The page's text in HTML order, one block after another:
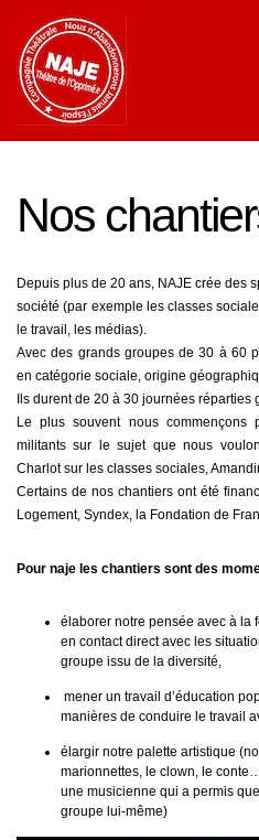
Nos
Depuis plus de 20 ans, NAJE crée des
société (par exemple les classes
le travail, les médias).
Avec des grands groupes de 30 à 60
en catégorie sociale, origine
Ils durent de 20 à 30 journées réparties
Le plus souvent nous
militants sur le sujet que nous
Charlot sur les classes sociales,
Certains de nos chantiers ont été
Logement, Syndex, la Fondation de
Pour naje les chantiers sont des
élaborer notre pensée avec à la
en contact direct avec les
groupe issu de la diversité,
mener un travail d’éducation
manières de conduire le travail
élargir notre palette artistique
marionnettes, le clown, le
une musicienne qui a permis
groupe lui-même)